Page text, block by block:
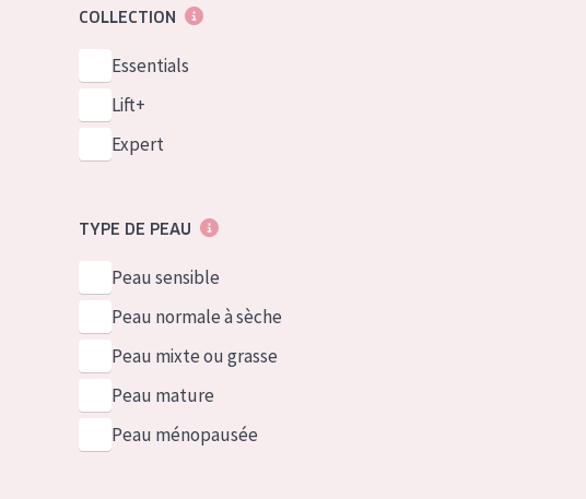
COLLECTION
Essentials
Lift+
Expert
TYPE DE PEAU
Peau sensible
Peau normale à sèche
Peau mixte ou grasse
Peau mature
Peau ménopausée